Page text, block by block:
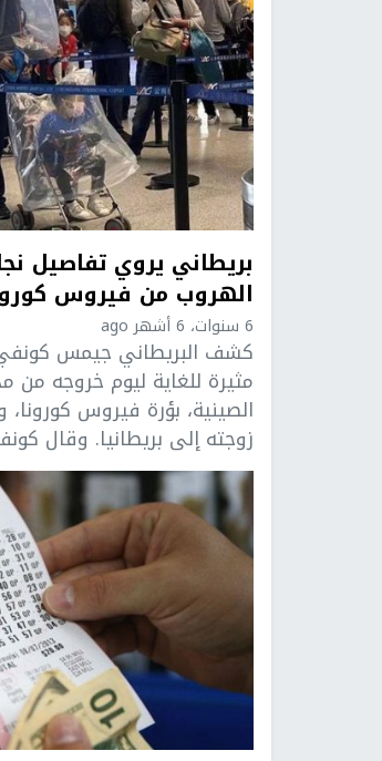
بريطاني يروي تفاصيل
الهروب من فيروس
6 سنوات، 6 أشهر ago
كشف البريطاني جيمس
مثيرة للغاية ليوم خروجه من
الصينية، بؤرة فيروس
زوجته إلى بريطانيا. وقال